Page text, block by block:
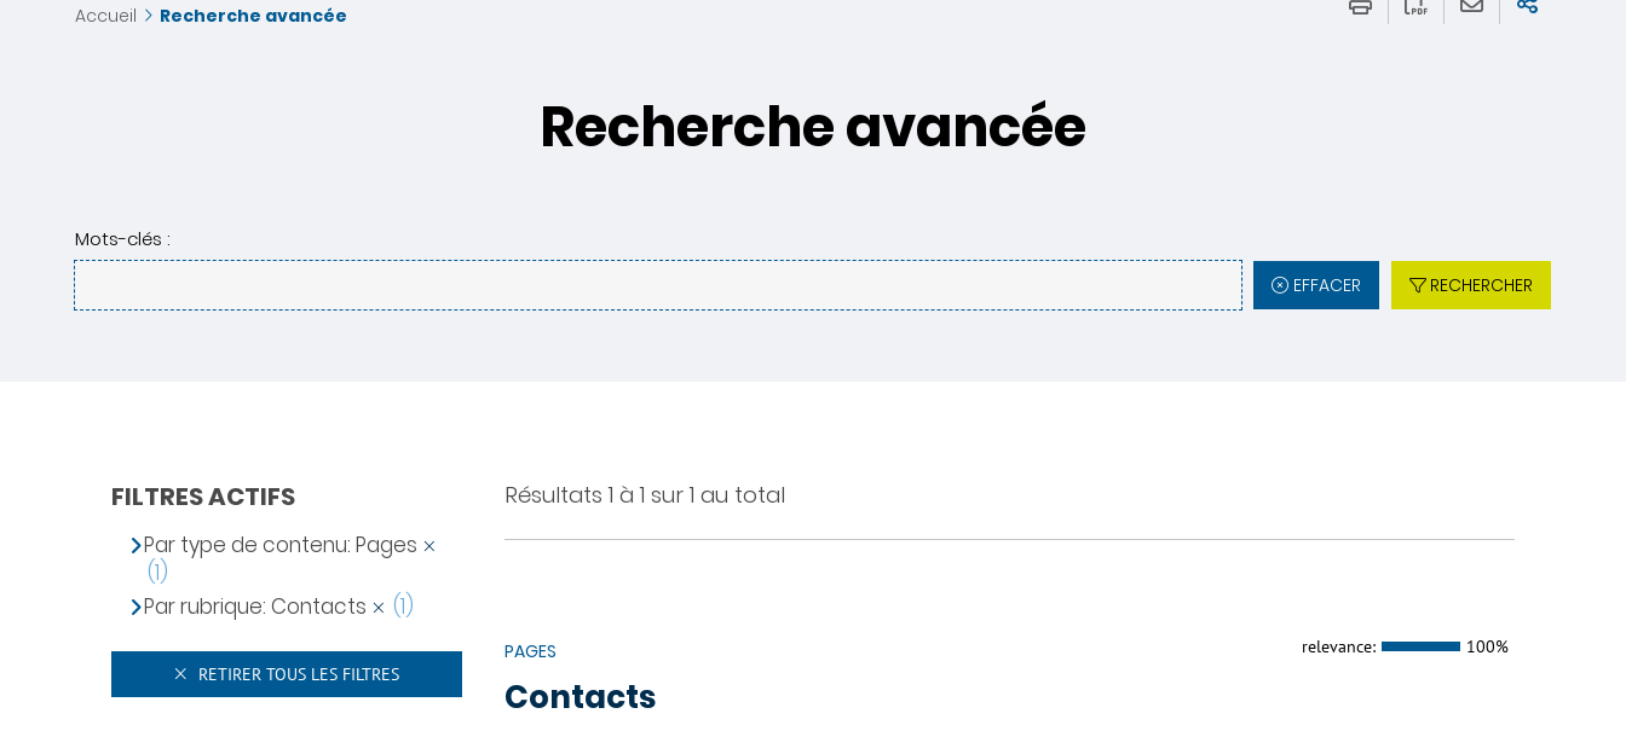
Accueil Recherche avancée
Recherche avancée
Mots-clés :
EFFACER RECHERCHER
Résultats 1 à 1 sur 1 au total
PAGES relevance: 100%
Contacts
FILTRES ACTIFS
Par type de contenu: Pages
(1)
Par rubrique: Contacts
(1)
RETIRER TOUS LES FILTRES